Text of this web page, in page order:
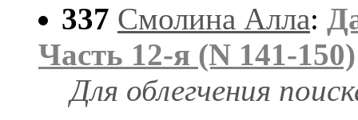
337 Смолина Алла:
Часть 12-я (N 141-150)
Для облегчения